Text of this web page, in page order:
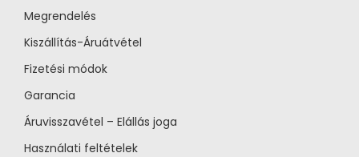
Megrendelés
Kiszállítás-Áruátvétel
Fizetési módok
Garancia
Áruvisszavétel – Elállás joga
Használati feltételek